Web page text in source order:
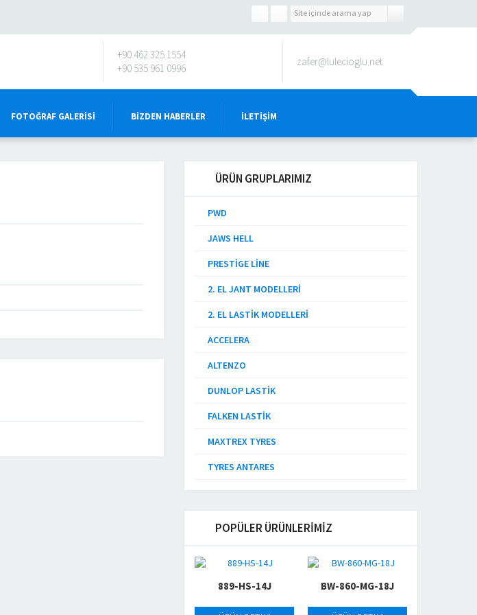
+90 462 325 1554
+90 535 961 0996
zafer@lulecioglu.net
FOTOĞRAF GALERISI BIZDEN HABERLER İLETIŞIM
ÜRÜN GRUPLARIMIZ
PWD
JAWS HELL
PRESTIGE LINE
2. EL JANT MODELLERI
2. EL LASTIK MODELLERI
ACCELERA
ALTENZO
DUNLOP LASTIK
FALKEN LASTIK
MAXTREX TYRES
TYRES ANTARES
POPÜLER ÜRÜNLERİMİZ
889-HS-14J BW-860-MG-18J